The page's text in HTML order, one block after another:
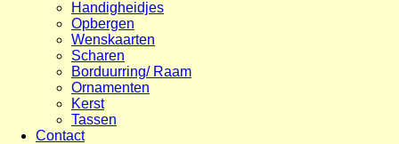
Handigheidjes
Opbergen
Wenskaarten
Scharen
Borduurring/ Raam
Ornamenten
Kerst
Tassen
Contact